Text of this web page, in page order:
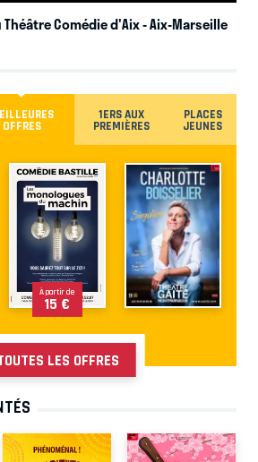
Théâtre Comédie d'Aix- Aix-Marseille
OFFRES
1ERS AUX
PREMIÈRES
PLACES
JEUNES
À partir de
15 €
LES OFFRES